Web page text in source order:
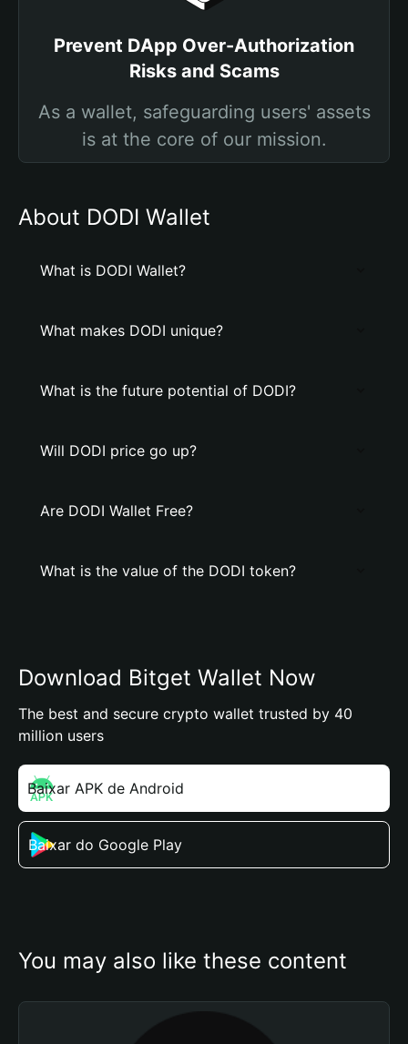
Prevent DApp Over-Authorization
Risks and Scams
As a wallet, safeguarding users' assets
is at the core of our mission.
About DODI Wallet
What is DODI Wallet?
What makes DODI unique?
What is the future potential of DODI?
Will DODI price go up?
Are DODI Wallet Free?
What is the value of the DODI token?
Download Bitget Wallet Now
The best and secure crypto wallet trusted by 40
million users
Baixar APK de Android
Baixar do Google Play
You may also like these content